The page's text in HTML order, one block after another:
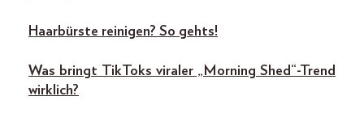
Haarbürste reinigen? So gehts!
Was bringt TikToks viraler „Morning Shed“-Trend
wirklich?